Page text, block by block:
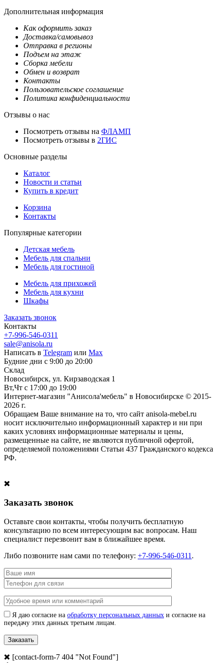
Дополнительная информация
Как оформить заказ
Доставка/самовывоз
Отправка в регионы
Подъем на этаж
Сборка мебели
Обмен и возврат
Контакты
Пользовательское соглашение
Политика конфиденциальности
Отзывы о нас
Посмотреть отзывы на ФЛАМП
Посмотреть отзывы в 2ГИС
Основные разделы
Каталог
Новости и статьи
Купить в кредит
Корзина
Контакты
Популярные категории
Детская мебель
Мебель для спальни
Мебель для гостиной
Мебель для прихожей
Мебель для кухни
Шкафы
Заказать звонок
Контакты
+7-996-546-0311
sale@anisola.ru
Написать в Telegram или Max
Будние дни с 9:00 до 20:00
Склад
Новосибирск, ул. Кирзаводская 1
Вт,Чт с 17:00 до 19:00
Интернет-магазин "Анисола'мебель" в Новосибирске © 2015-
2026 г.
Обращаем Ваше внимание на то, что сайт anisola-mebel.ru
носит исключительно информационный характер и ни при
каких условиях информационные материалы и цены,
размещенные на сайте, не являются публичной офертой,
определяемой положениями Статьи 437 Гражданского кодекса
РФ.
Заказать звонок
Оставьте свои контакты, чтобы получить бесплатную
консультацию по всем интересующим вас вопросам. Наш
специалист перезвонит вам в ближайшее время.
Либо позвоните нам сами по телефону: +7-996-546-0311 .
Я даю согласие на обработку персональных данных и согласие на
передачу этих данных третьим лицам.
[contact-form-7 404 "Not Found"]